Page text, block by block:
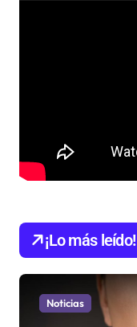
¡Lo más leído!
Noticias